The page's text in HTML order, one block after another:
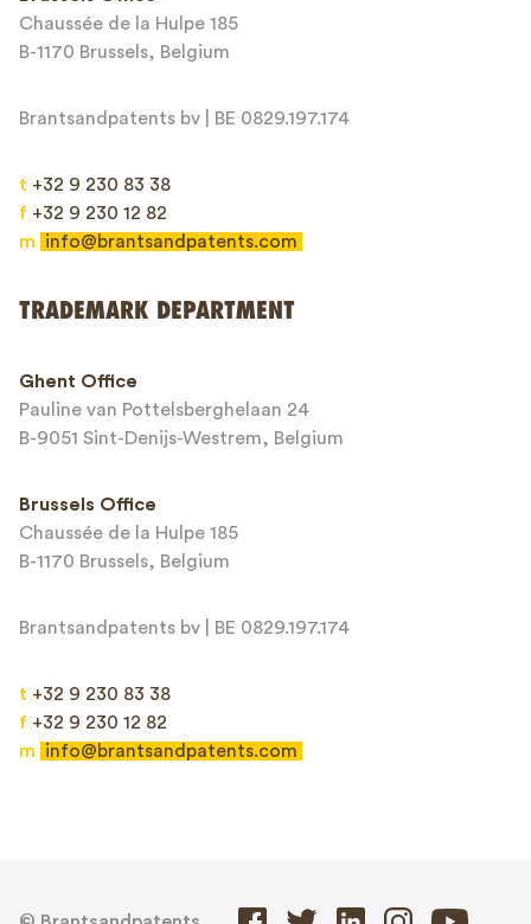
Message*
This site is protected by reCAPTCHA and the Google
Chaussée de la Hulpe 185
B-1170 Brussels, Belgium
Brantsandpatents bv | BE 0829.197.174
t +32 9 230 83 38
f +32 9 230 12 82
m
info@brantsandpatents.com
TRADEMARK DEPARTMENT
Ghent Office
Pauline van Pottelsberghelaan 24
B-9051 Sint-Denijs-Westrem, Belgium
Brussels Office
Chaussée de la Hulpe 185
B-1170 Brussels, Belgium
Brantsandpatents bv | BE 0829.197.174
t +32 9 230 83 38
f +32 9 230 12 82
m
info@brantsandpatents.com